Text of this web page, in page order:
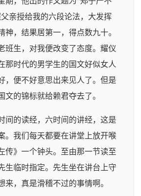
亲授给我的六段论法，大发挥
神，结果居第一，得点数九十。
班生，对我便改变了态度。耀仪
那时代的男学生的国文好似女人
，便不好意思出来见人了。但是
文的锦标就给赖君夺去了。
间的读经，六时间的讲经，这是
。我们每天都要在讲堂上放开喉
传》一个钟头。至由那一节读至
生临时指定。先生坐在讲台上守
来，真是滑稽不过的事情啊。